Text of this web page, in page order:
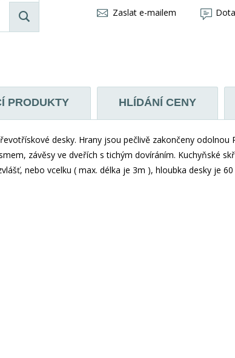
Zaslat e-mailem
PRODUKTY HLÍDÁNÍ CENY
desky. Hrany jsou pečlivě zakončeny odolnou
závěsy ve dveřích s tichým dovíráním. Kuchyňské
nebo vcelku ( max. délka je 3m ), hloubka desky je 60